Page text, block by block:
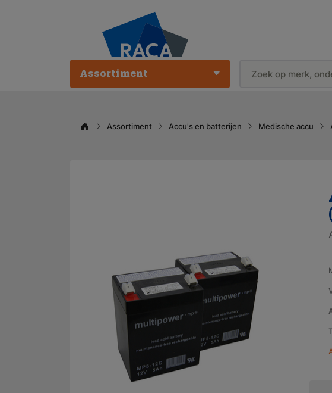
Assortiment
Assortiment Accu's en batterijen Medische accu